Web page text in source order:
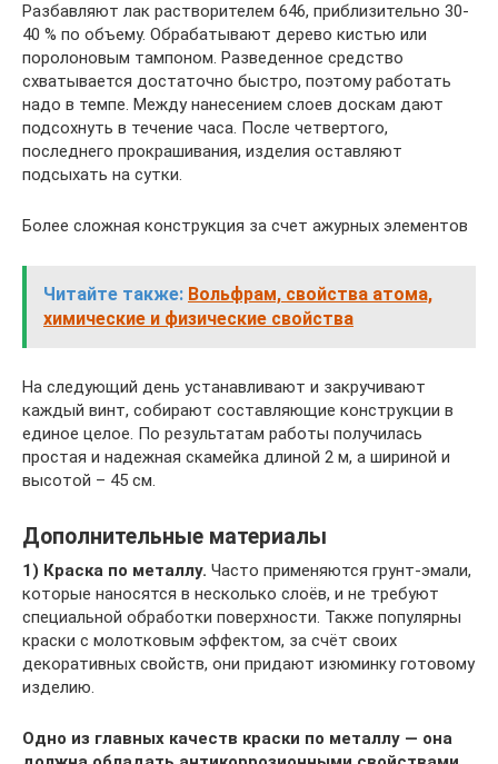
Разбавляют лак растворителем 646, приблизительно 30-
40 % по объему. Обрабатывают дерево кистью или
поролоновым тампоном. Разведенное средство
схватывается достаточно быстро, поэтому работать
надо в темпе. Между нанесением слоев доскам дают
подсохнуть в течение часа. После четвертого,
последнего прокрашивания, изделия оставляют
подсыхать на сутки.
Более сложная конструкция за счет ажурных элементов
Читайте также: Вольфрам, свойства атома,
химические и физические свойства
На следующий день устанавливают и закручивают
каждый винт, собирают составляющие конструкции в
единое целое. По результатам работы получилась
простая и надежная скамейка длиной 2 м, а шириной и
высотой – 45 см.
Дополнительные материалы
1) Краска по металлу. Часто применяются грунт-эмали,
которые наносятся в несколько слоёв, и не требуют
специальной обработки поверхности. Также популярны
краски с молотковым эффектом, за счёт своих
декоративных свойств, они придают изюминку готовому
изделию.
Одно из главных качеств краски по металлу — она